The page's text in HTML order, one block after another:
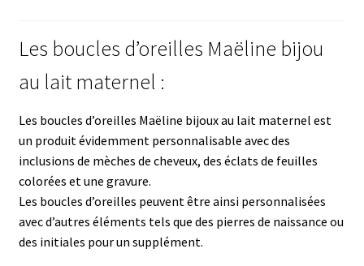
Les boucles d’oreilles Maëline bijou
au lait maternel :
Les boucles d’oreilles Maëline bijoux au lait maternel est
un produit évidemment personnalisable avec des
inclusions de mèches de cheveux, des éclats de feuilles
colorées et une gravure.
Les boucles d’oreilles peuvent être ainsi personnalisées
avec d’autres éléments tels que des pierres de naissance ou
des initiales pour un supplément.